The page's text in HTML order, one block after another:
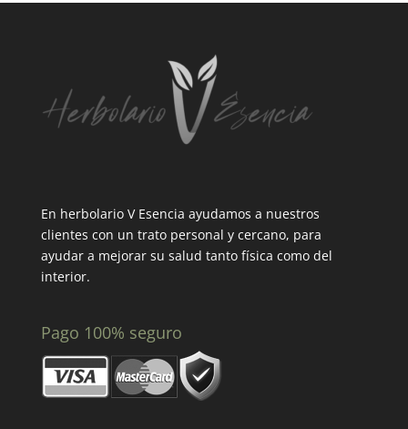
En herbolario V Esencia ayudamos a nuestros
clientes con un trato personal y cercano, para
ayudar a mejorar su salud tanto física como del
interior.
Pago 100% seguro